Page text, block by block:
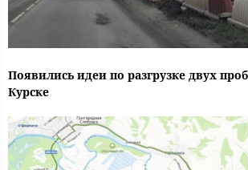
Появились идеи по разгрузке двух
Курске